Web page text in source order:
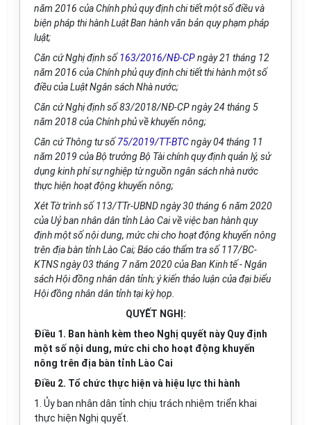
năm 2016 của Chính phủ quy định chi tiết một số điều và
biện pháp thi hành Luật Ban hành văn bản quy phạm pháp
luật;
Căn cứ Nghị định số 163/2016/NĐ-CPngày 21 tháng 12
năm 2016 của Chính phủ quy định chi tiết thi hành một số
điều của Luật Ngân sách Nhà nước;
Căn cứ Nghị định số 83/2018/NĐ-CP ngày 24 tháng 5
năm 2018 của Chính phủ về khuyến nông;
Căn cứ Thông tư số 75/2019/TT-BTCngày 04 tháng 11
năm 2019 của Bộ trưởng Bộ Tài chính quy định quản lý, sử
dụng kinh phí sự nghiệp từ nguồn ngân sách nhà nước
thực hiện hoạt động khuyến nông;
Xét Tờ trình số 113/TTr-UBND ngày 30 tháng 6 năm 2020
của Uỷ ban nhân dân tỉnh Lào Cai về việc ban hành quy
định một số nội dung, mức chi cho hoạt động khuyến nông
trên địa bàn tỉnh Lào Cai; Báo cáo thẩm tra số 117/BC-
KTNS ngày 03 tháng 7 năm 2020 của Ban Kinh tế - Ngân
sách Hội đồng nhân dân tỉnh; ý kiến thảo luận của đại biểu
Hội đồng nhân dân tỉnh tại kỳ họp.
QUYẾT NGHỊ:
Điều 1. Ban hành kèm theo Nghị quyết này Quy định
một số nội dung, mức chi cho hoạt động khuyến
nông trên địa bàn tỉnh Lào Cai
Điều 2. Tổ chức thực hiện và hiệu lực thi hành
1. Ủy ban nhân dân tỉnh chịu trách nhiệm triển khai
thực hiện Nghị quyết.